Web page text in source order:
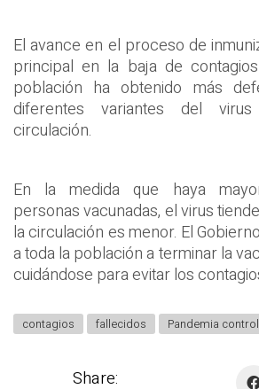
El avance en el proceso de
principal en la baja de
población ha obtenido más
diferentes variantes del
circulación.
En la medida que haya
personas vacunadas, el virus
la circulación es menor. El
a toda la población a terminar la
cuidándose para evitar los
contagios fallecidos Pandemia
Share: